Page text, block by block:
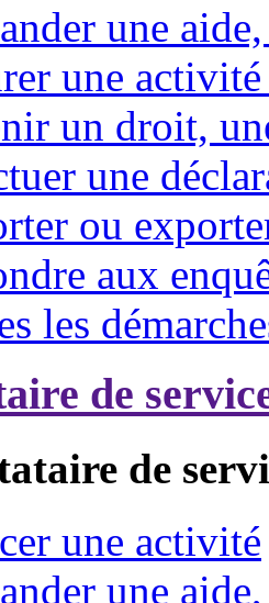
une
une
un droit,
une
ou
aux
les
de
de
une activité
une